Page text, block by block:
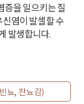
증을 일으키는 질
염이 발샐할 수
발생합니다.
뇨, 잔뇨감)